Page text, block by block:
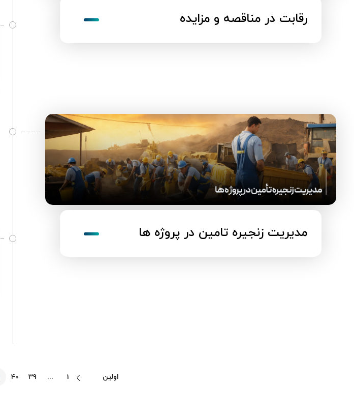
رقابت در مناقصه و مزایده
مدیریت زنجیره تامین در پروژه ها
اولین 1
...
39
40